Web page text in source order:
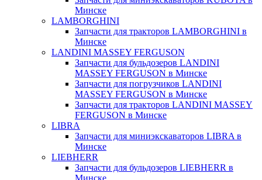
Минске
LAMBORGHINI
Запчасти для тракторов LAMBORGHINI в
Минске
LANDINI MASSEY FERGUSON
Запчасти для бульдозеров LANDINI
MASSEY FERGUSON в Минске
Запчасти для погрузчиков LANDINI
MASSEY FERGUSON в Минске
Запчасти для тракторов LANDINI MASSEY
FERGUSON в Минске
LIBRA
Запчасти для миниэкскаваторов LIBRA в
Минске
LIEBHERR
Запчасти для бульдозеров LIEBHERR в
Минске